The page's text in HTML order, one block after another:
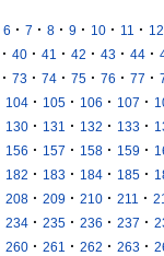
6 · 7 · 8 · 9 · 10 · 11 · 12
· 40 · 41 · 42 · 43 · 44 ·
· 73 · 74 · 75 · 76 · 77 ·
104 · 105 · 106 · 107 ·
130 · 131 · 132 · 133 ·
156 · 157 · 158 · 159 ·
182 · 183 · 184 · 185 ·
208 · 209 · 210 · 211 ·
234 · 235 · 236 · 237 ·
260 · 261 · 262 · 263 ·